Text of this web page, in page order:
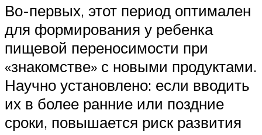
Во-первых, этот период оптимален
для формирования у ребенка
пищевой переносимости при
«знакомстве» с новыми продуктами.
Научно установлено: если вводить
их в более ранние или поздние
сроки, повышается риск развития